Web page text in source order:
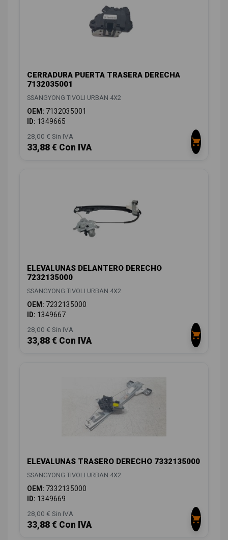
CERRADURA PUERTA TRASERA DERECHA
7132035001
SSANGYONG TIVOLI URBAN 4X2
OEM: 7132035001
ID: 1349665
28,00 € Sin IVA
33,88 € Con IVA
ELEVALUNAS DELANTERO DERECHO
7232135000
SSANGYONG TIVOLI URBAN 4X2
OEM: 7232135000
ID: 1349667
28,00 € Sin IVA
33,88 € Con IVA
ELEVALUNAS TRASERO DERECHO 7332135000
SSANGYONG TIVOLI URBAN 4X2
OEM: 7332135000
ID: 1349669
28,00 € Sin IVA
33,88 € Con IVA